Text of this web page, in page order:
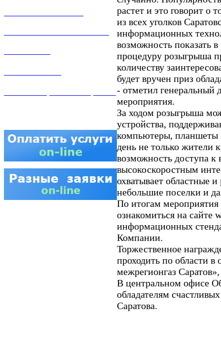
растет и это говорит о
из всех уголков
информационных
возможность показать
процедуру розыгрыша
количеству
будет вручен приз
- отметил генеральный
мероприятия.
За ходом розыгрыша
устройства,
компьютеры, планшеты
день не только жители
возможность доступа к
высокоскоростным
охватывает областные
небольшие поселки и
По итогам
ознакомиться на сайте
информационных
Компании.
Торжественное
проходить по области в
межрегионгаз
В центральном офисе
обладателям
Саратова.